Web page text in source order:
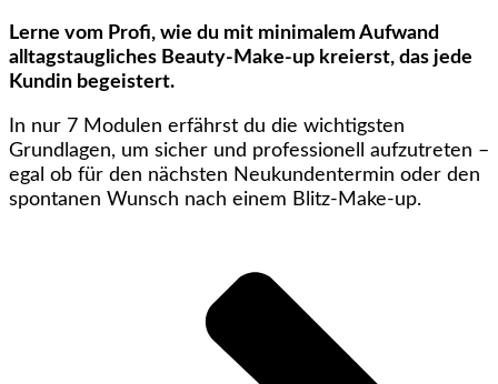
Lerne vom Profi, wie du mit minimalem Aufwand
alltagstaugliches Beauty-Make-up kreierst, das jede
Kundin begeistert.
In nur 7 Modulen erfährst du die wichtigsten
Grundlagen, um sicher und professionell aufzutreten –
egal ob für den nächsten Neukundentermin oder den
spontanen Wunsch nach einem Blitz-Make-up.